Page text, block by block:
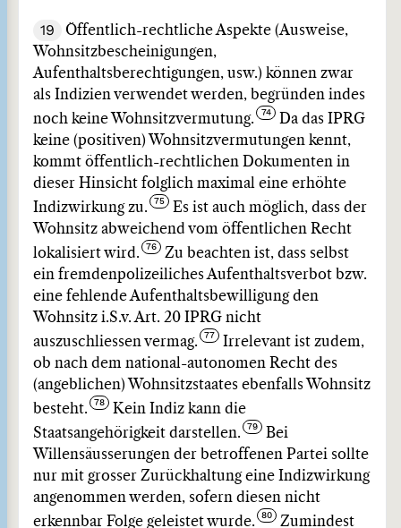
19
Öffentlich-rechtliche Aspekte (Ausweise,
Wohnsitzbescheinigungen,
Aufenthaltsberechtigungen, usw.) können zwar
als Indizien verwendet werden, begründen indes
noch keine Wohnsitzvermutung.
Da das IPRG
keine (positiven) Wohnsitzvermutungen kennt,
kommt öffentlich-rechtlichen Dokumenten in
dieser Hinsicht folglich maximal eine erhöhte
Indizwirkung zu.
Es ist auch möglich, dass der
Wohnsitz abweichend vom öffentlichen Recht
lokalisiert wird.
Zu beachten ist, dass selbst
ein fremdenpolizeiliches Aufenthaltsverbot bzw.
eine fehlende Aufenthaltsbewilligung den
Wohnsitz i.S.v. Art. 20 IPRG nicht
auszuschliessen vermag.
Irrelevant ist zudem,
ob nach dem national-autonomen Recht des
(angeblichen) Wohnsitzstaates ebenfalls Wohnsitz
besteht.
Kein Indiz kann die
Staatsangehörigkeit darstellen.
Bei
Willensäusserungen der betroffenen Partei sollte
nur mit grosser Zurückhaltung eine Indizwirkung
angenommen werden, sofern diesen nicht
erkennbar Folge geleistet wurde.
Zumindest